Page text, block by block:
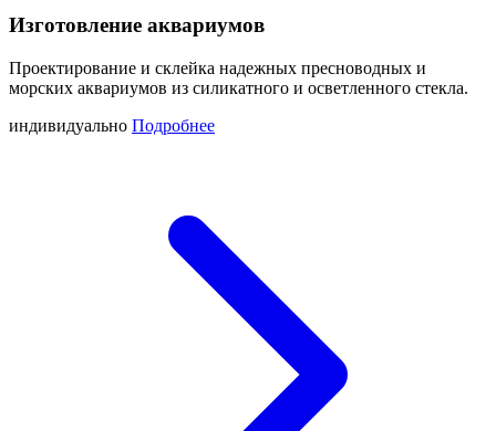
Изготовление аквариумов
Проектирование и склейка надежных пресноводных и
морских аквариумов из силикатного и осветленного стекла.
индивидуально Подробнее